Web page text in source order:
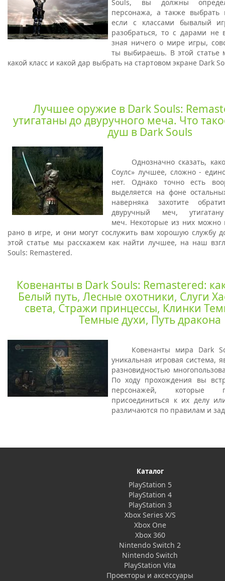
Souls, вы должны
персонажа, а также
если с классами бывалый
разобраться, то с дарами не
зная ничего о мире игры,
ты выбираешь. В этой
какой класс и какой дар выбрать на стартовом экране Dark
Лучшее оружие в Dark Souls:
утигатаны до двуручного меча. Что
душ в Dark Souls
Однозначно сказать,
Соулс» лучшее, сложно -
нет. Однако точно есть
выделяется на фоне
наверняка захотите
двуручный меч,
меч. Некоторые из них можно
рано в игре, и они могут сослужить вам хорошую службу
этой статье мы расскажем как найти лучшее, на наш
Souls: Remastered.
Ковенанты в Dark Souls: Remastered:
Белый путь, Лесные охотники, Слуги
света, Стражи принцессы, Клинки
Темные духи, Путь дракона
Ковенанты мира Dark
уникальная игровая система,
разновидностью
По ходу прохождения вы
персонажей, которые
присоединиться к их делу
различаются по правилам и
Каталог
PlayStation 5
PlayStation 4
PlayStation 3
Xbox Series X/S
Xbox One
Xbox 360
Nintendo Switch 2
Nintendo Switch
PlayStation Vita
Проекторы и аксессуары